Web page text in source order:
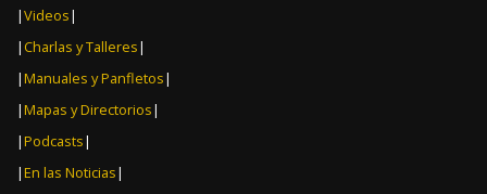
|Videos|
| Charlas y Talleres|
|Manuales y Panfletos|
|Mapas y Directorios|
|Podcasts|
|En las Noticias|